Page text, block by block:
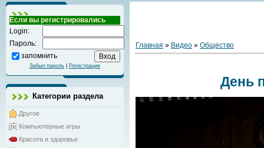
Если вы регистрировались
Login:
Пароль:
запомнить
Забыл пароль Регистрация
Категории раздела
Другое
Компьютерные игры
Красота и здоровье
Главная » Видео » Общество
День